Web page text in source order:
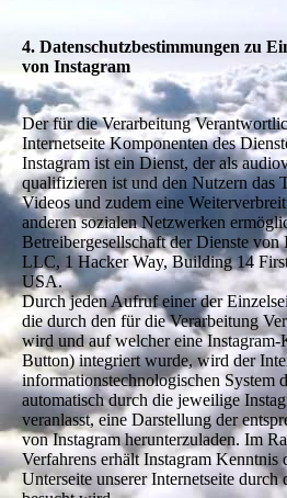
4. Datenschutzbestimmungen zu
von Instagram
Der für die Verarbeitung
Internetseite Komponenten des
Instagram ist ein Dienst, der als
qualifizieren ist und den Nutzern das
Videos und zudem eine
anderen sozialen Netzwerken
Betreibergesellschaft der Dienste von
LLC, 1 Hacker Way, Building 14
USA.
Durch jeden Aufruf einer der
die durch den für die Verarbeitung
wird und auf welcher eine Instagram-
Button) integriert wurde, wird der
informationstechnologischen System
automatisch durch die jeweilige
veranlasst, eine Darstellung der
von Instagram herunterzuladen. Im
Verfahrens erhält Instagram Kenntnis
Unterseite unserer Internetseite durch